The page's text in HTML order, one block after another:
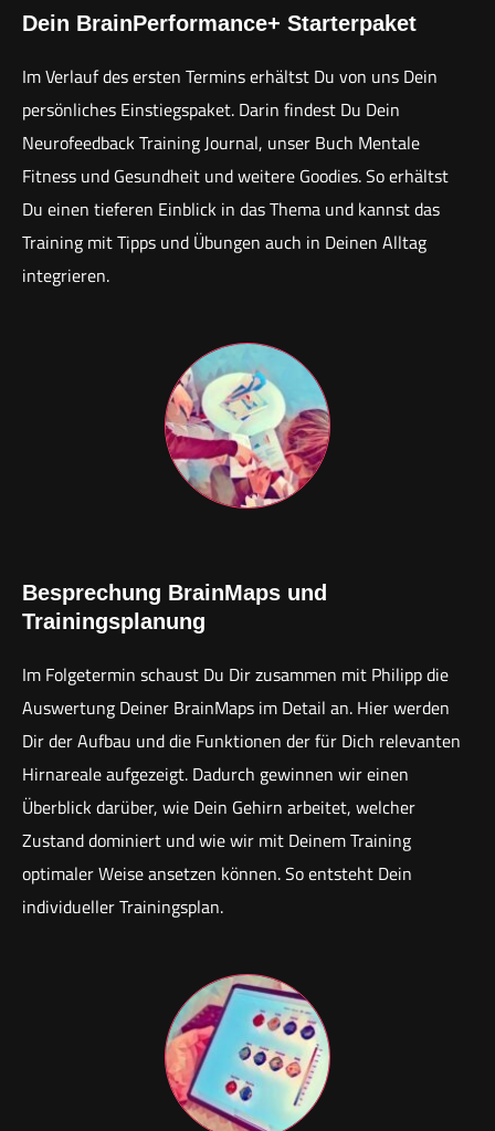
Dein BrainPerformance+ Starterpaket
Im Verlauf des ersten Termins erhältst Du von uns Dein
persönliches Einstiegspaket. Darin findest Du Dein
Neurofeedback Training Journal, unser Buch Mentale
Fitness und Gesundheit und weitere Goodies. So erhältst
Du einen tieferen Einblick in das Thema und kannst das
Training mit Tipps und Übungen auch in Deinen Alltag
integrieren.
Besprechung BrainMaps und
Trainingsplanung
Im Folgetermin schaust Du Dir zusammen mit Philipp die
Auswertung Deiner BrainMaps im Detail an. Hier werden
Dir der Aufbau und die Funktionen der für Dich relevanten
Hirnareale aufgezeigt. Dadurch gewinnen wir einen
Überblick darüber, wie Dein Gehirn arbeitet, welcher
Zustand dominiert und wie wir mit Deinem Training
optimaler Weise ansetzen können. So entsteht Dein
individueller Trainingsplan.